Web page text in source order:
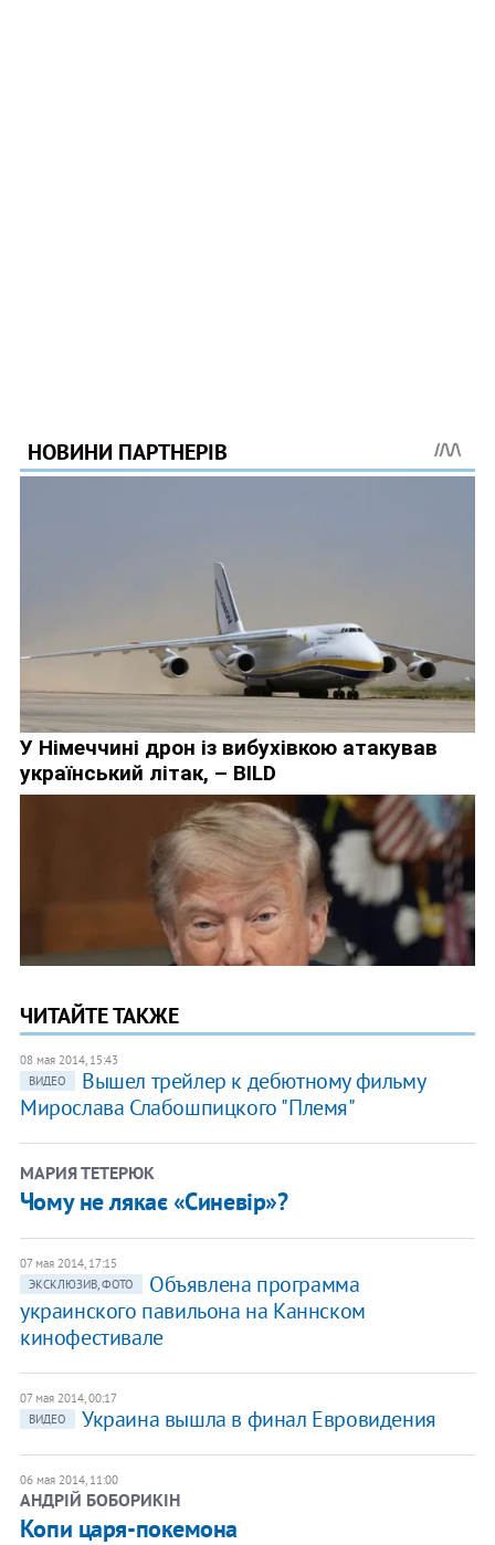
ЧИТАЙТЕ ТАКЖЕ
08 мая 2014, 15:43
ВИДЕО
Вышел трейлер к дебютному фильму
Мирослава Слабошпицкого "Племя"
МАРИЯ ТЕТЕРЮК
Чому не лякає «Синевір»?
07 мая 2014, 17:15
ЭКСКЛЮЗИВ, ФОТО
Объявлена программа
украинского павильона на Каннском
кинофестивале
07 мая 2014, 00:17
ВИДЕО
Украина вышла в финал Евровидения
06 мая 2014, 11:00
АНДРІЙ БОБОРИКІН
Копи царя-покемона